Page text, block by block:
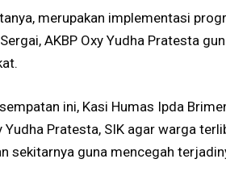
merupakan implementasi
AKBP Oxy Yudha Pratesta
ini, Kasi Humas Ipda
Yudha Pratesta, SIK agar warga
sekitarnya guna mencegah